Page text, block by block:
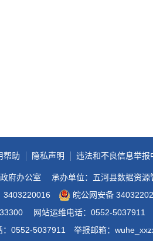
帮助 隐私声明 违法和不良信息举报
府办公室
承办单位：五河县数据资源
3403220016 皖公网安备
网站运维电话：0552-5037911
：0552-5037911
举报邮箱：